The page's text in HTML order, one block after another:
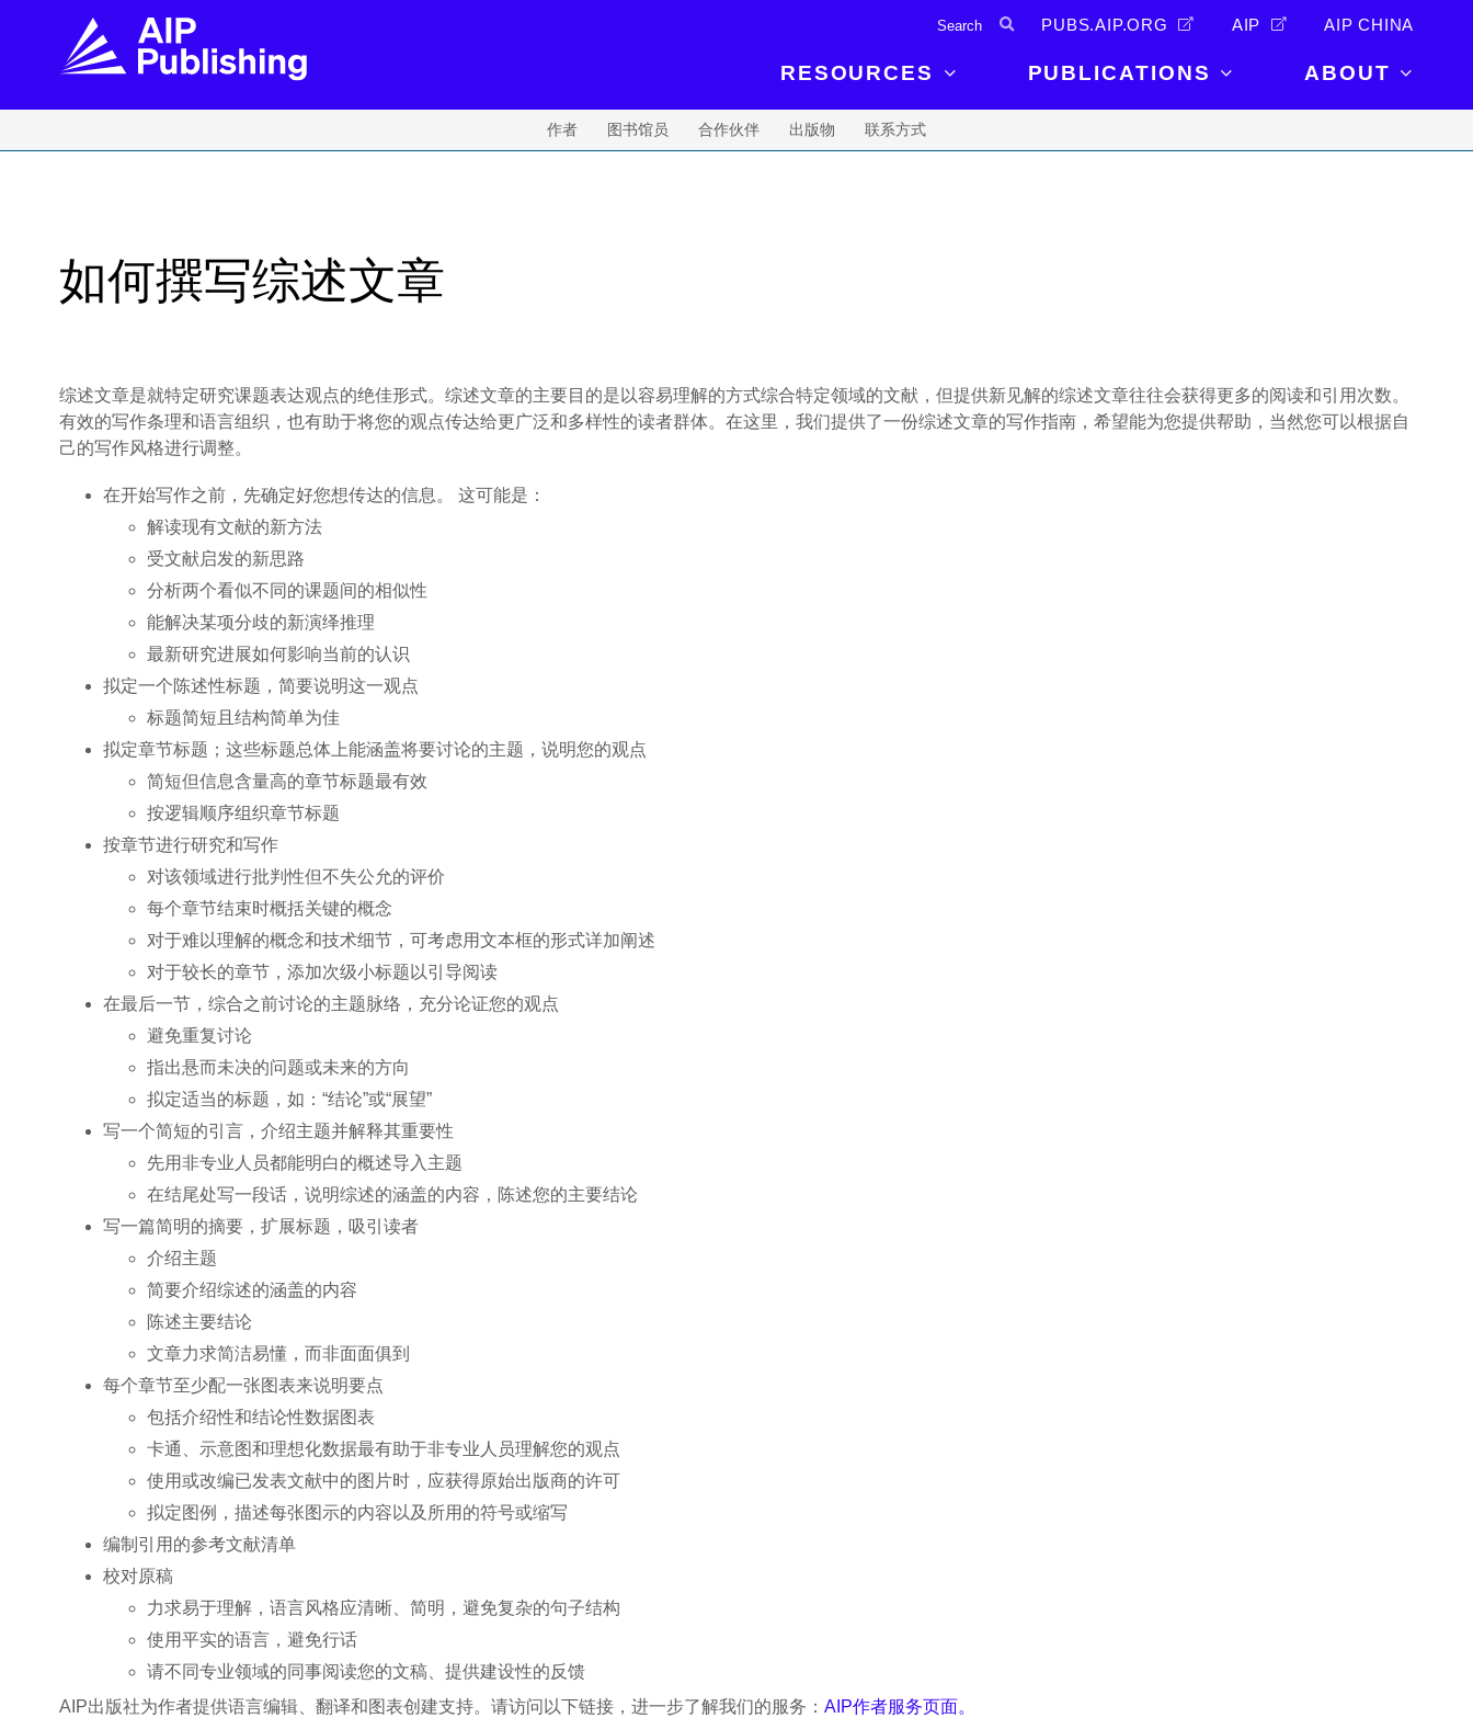
PUBS.AIP.ORG AIP AIP CHINA
RESOURCES
FIND YOUR BREAKTHROUGH
VISIT BLOG
RESOURCES
PUBLICATIONS
FIND THE RIGHT JOURNAL
BROWSE JOURNALS
LATEST CONTENT PUBLICATIONS
ABOUT
作者 图书馆员 合作伙伴 出版物 联系方式
如何撰写综述文章
综述文章是就特定研究课题表达观点的绝佳形式。综述文章的主要目的是以容易理解的方式综合特定领域的文献，但提供新见解的综述文章往往会获得更多的阅读和引用次数。
有效的写作条理和语言组织，也有助于将您的观点传达给更广泛和多样性的读者群体。在这里，我们提供了一份综述文章的写作指南，希望能为您提供帮助，当然您可以根据自
己的写作风格进行调整。
在开始写作之前，先确定好您想传达的信息。 这可能是：
解读现有文献的新方法
受文献启发的新思路
分析两个看似不同的课题间的相似性
能解决某项分歧的新演绎推理
最新研究进展如何影响当前的认识
拟定一个陈述性标题，简要说明这一观点
标题简短且结构简单为佳
拟定章节标题；这些标题总体上能涵盖将要讨论的主题，说明您的观点
简短但信息含量高的章节标题最有效
按逻辑顺序组织章节标题
按章节进行研究和写作
对该领域进行批判性但不失公允的评价
每个章节结束时概括关键的概念
对于难以理解的概念和技术细节，可考虑用文本框的形式详加阐述
对于较长的章节，添加次级小标题以引导阅读
在最后一节，综合之前讨论的主题脉络，充分论证您的观点
避免重复讨论
指出悬而未决的问题或未来的方向
拟定适当的标题，如：“结论”或“展望”
写一个简短的引言，介绍主题并解释其重要性
先用非专业人员都能明白的概述导入主题
在结尾处写一段话，说明综述的涵盖的内容，陈述您的主要结论
写一篇简明的摘要，扩展标题，吸引读者
介绍主题
简要介绍综述的涵盖的内容
陈述主要结论
文章力求简洁易懂，而非面面俱到
每个章节至少配一张图表来说明要点
包括介绍性和结论性数据图表
卡通、示意图和理想化数据最有助于非专业人员理解您的观点
使用或改编已发表文献中的图片时，应获得原始出版商的许可
拟定图例，描述每张图示的内容以及所用的符号或缩写
编制引用的参考文献清单
校对原稿
力求易于理解，语言风格应清晰、简明，避免复杂的句子结构
使用平实的语言，避免行话
请不同专业领域的同事阅读您的文稿、提供建设性的反馈
AIP出版社为作者提供语言编辑、翻译和图表创建支持。请访问以下链接，进一步了解我们的服务： AIP作者服务页面。